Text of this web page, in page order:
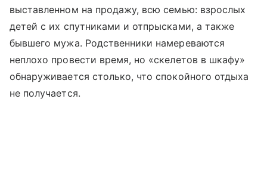
выставленном на продажу, всю семью: взрослых
детей с их спутниками и отпрысками, а также
бывшего мужа. Родственники намереваются
неплохо провести время, но «скелетов в шкафу»
обнаруживается столько, что спокойного отдыха
не получается.